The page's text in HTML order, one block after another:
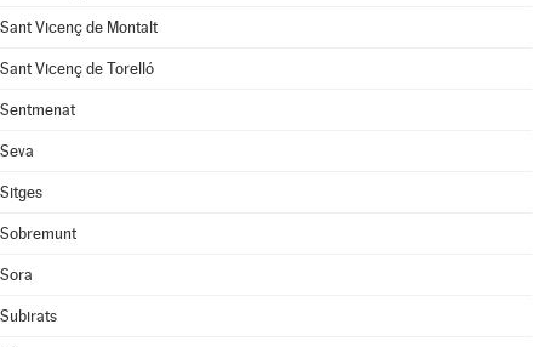
Sant Vicenç de Montalt
Sant Vicenç de Torelló
Sentmenat
Seva
Sitges
Sobremunt
Sora
Subirats